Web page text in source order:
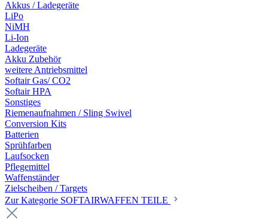
Akkus / Ladegeräte
LiPo
NiMH
Li-Ion
Ladegeräte
Akku Zubehör
weitere Antriebsmittel
Softair Gas/ CO2
Softair HPA
Sonstiges
Riemenaufnahmen / Sling Swivel
Conversion Kits
Batterien
Sprühfarben
Laufsocken
Pflegemittel
Waffenständer
Zielscheiben / Targets
Zur Kategorie SOFTAIRWAFFEN TEILE